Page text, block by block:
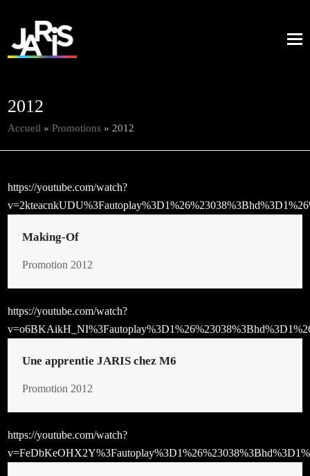
2012
Accueil »Promotions » 2012
https://youtube.com/watch?
Making-Of
Promotion 2012
https://youtube.com/watch?
Une apprentie JARIS chez M6
Promotion 2012
https://youtube.com/watch?